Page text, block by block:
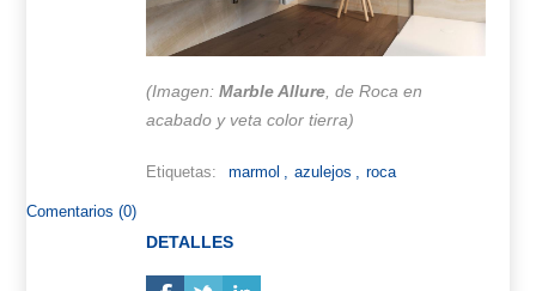
(Imagen:Marble Allure , de Roca en
acabado y veta color tierra)
Etiquetas: marmol azulejos roca
Comentarios (0)
DETALLES